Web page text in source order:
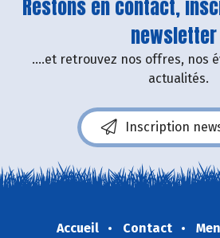
Restons en contact,
....et retrouvez nos offres, nos
actualités.
Inscription
Accueil Contact